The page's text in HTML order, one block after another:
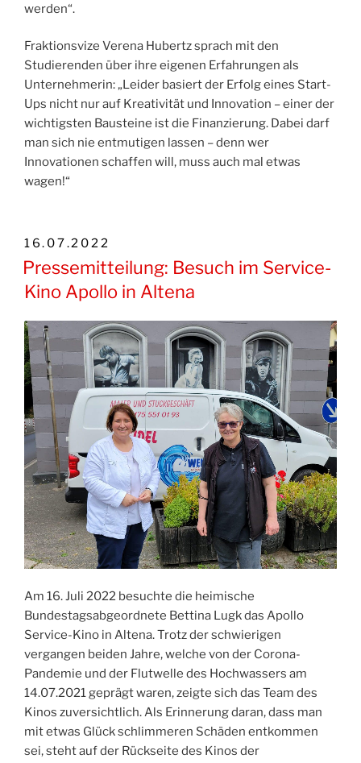
werden“.
Fraktionsvize Verena Hubertz sprach mit den
Studierenden über ihre eigenen Erfahrungen als
Unternehmerin: „Leider basiert der Erfolg eines Start-
Ups nicht nur auf Kreativität und Innovation – einer der
wichtigsten Bausteine ist die Finanzierung. Dabei darf
man sich nie entmutigen lassen – denn wer
Innovationen schaffen will, muss auch mal etwas
wagen!“
VERÖFFENTLICHT
AM
16.07.2022
Pressemitteilung: Besuch im Service-
Kino Apollo in Altena
Am 16. Juli 2022 besuchte die heimische
Bundestagsabgeordnete Bettina Lugk das Apollo
Service-Kino in Altena. Trotz der schwierigen
vergangen beiden Jahre, welche von der Corona-
Pandemie und der Flutwelle des Hochwassers am
14.07.2021 geprägt waren, zeigte sich das Team des
Kinos zuversichtlich. Als Erinnerung daran, dass man
mit etwas Glück schlimmeren Schäden entkommen
sei, steht auf der Rückseite des Kinos der